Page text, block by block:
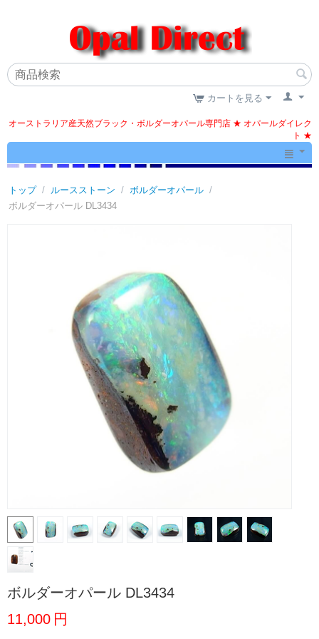
カートを見る
オーストラリア産天然ブラック・ボルダーオパール専門店 ★ オパールダイレク
ト ★
トップ / ルースストーン / ボルダーオパール /
ボルダーオパール DL3434
ボルダーオパール DL3434
11,000 円